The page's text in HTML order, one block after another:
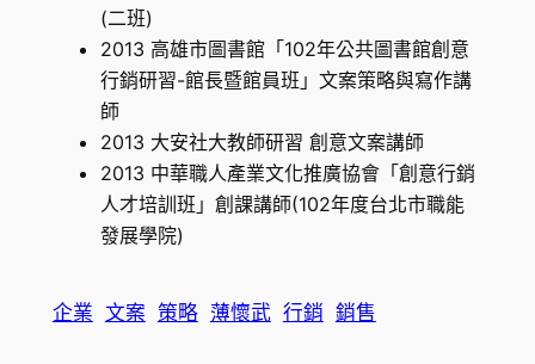
(二班)
2013 高雄市圖書館「102年公共圖書館創意
行銷研習-館長暨館員班」文案策略與寫作講
師
2013 大安社大教師研習 創意文案講師
2013 中華職人產業文化推廣協會「創意行銷
人才培訓班」創課講師(102年度台北市職能
發展學院)
企業 文案 策略 薄懷武 行銷 銷售